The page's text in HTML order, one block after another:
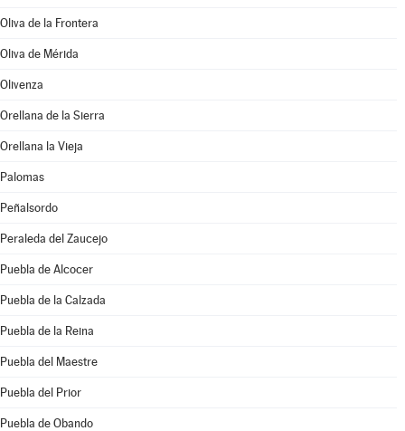
Oliva de la Frontera
Oliva de Mérida
Olivenza
Orellana de la Sierra
Orellana la Vieja
Palomas
Peñalsordo
Peraleda del Zaucejo
Puebla de Alcocer
Puebla de la Calzada
Puebla de la Reina
Puebla del Maestre
Puebla del Prior
Puebla de Obando